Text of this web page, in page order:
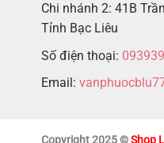
Chi nhánh 2: 41B
Tỉnh Bạc Liêu
Số điện thoại:
Email:
Copyright 2025 ©Shop